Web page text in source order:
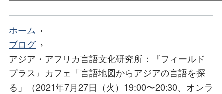
ホーム
ブログ
アジア・アフリカ言語文化研究所：『フィールド
プラス』カフェ「言語地図からアジアの言語を探
る」（2021年7月27日（火）19:00〜20:30、オンラ